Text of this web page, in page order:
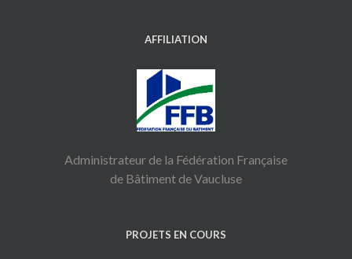
AFFILIATION
Administrateur de la Fédération Française
de Bâtiment de Vaucluse
PROJETS EN COURS